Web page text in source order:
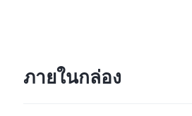
ภายในกล่อง